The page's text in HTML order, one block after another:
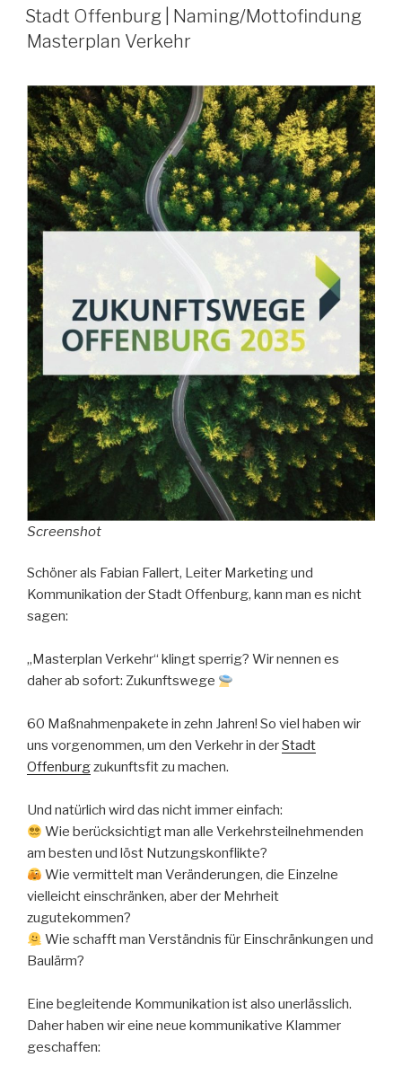
AM
Stadt Offenburg | Naming/Mottofindung
Masterplan Verkehr
Screenshot
Schöner als Fabian Fallert, Leiter Marketing und
Kommunikation der Stadt Offenburg, kann man es nicht
sagen:
„Masterplan Verkehr“ klingt sperrig? Wir nennen es
daher ab sofort: Zukunftswege
60 Maßnahmenpakete in zehn Jahren! So viel haben wir
uns vorgenommen, um den Verkehr in derStadt
Offenburgzukunftsfit zu machen.
Und natürlich wird das nicht immer einfach:
Wie berücksichtigt man alle Verkehrsteilnehmenden
am besten und löst Nutzungskonflikte?
Wie vermittelt man Veränderungen, die Einzelne
vielleicht einschränken, aber der Mehrheit
zugutekommen?
Wie schafft man Verständnis für Einschränkungen und
Baulärm?
Eine begleitende Kommunikation ist also unerlässlich.
Daher haben wir eine neue kommunikative Klammer
geschaffen: